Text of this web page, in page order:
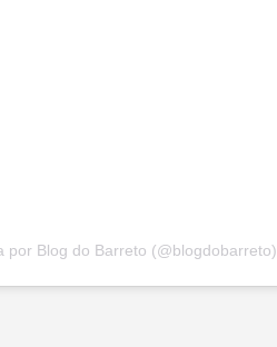
por Blog do Barreto (@blogdobarreto)